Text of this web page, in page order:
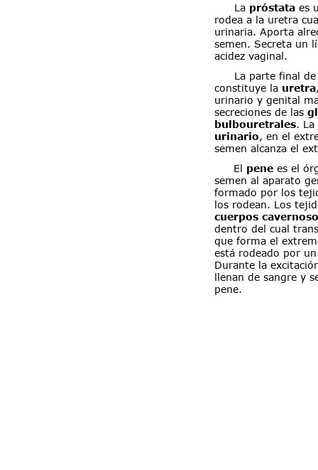
La próstata es
rodea a la uretra
urinaria. Aporta
semen. Secreta un
acidez vaginal.
La parte final
constituye la uretra
urinario y genital
secreciones de las
bulbouretrales.
urinario, en el
semen alcanza el
El pene es el
semen al aparato
formado por los
los rodean. Los
cuerpos
dentro del cual
que forma el
está rodeado por
Durante la
llenan de sangre y
pene.